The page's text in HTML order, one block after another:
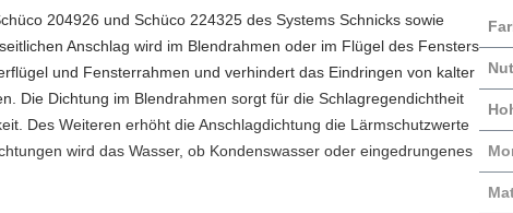
204926 und Schüco 224325 des Systems Schnicks sowie
Anschlag wird im Blendrahmen oder im Flügel des Fensters
und Fensterrahmen und verhindert das Eindringen von kalter
Die Dichtung im Blendrahmen sorgt für die Schlagregendichtheit
Des Weiteren erhöht die Anschlagdichtung die Lärmschutzwerte
wird das Wasser, ob Kondenswasser oder eingedrungenes